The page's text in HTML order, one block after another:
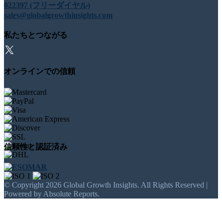
022397 (フリーダイヤル)
sales@globalgrowthinsights.com
私たちとつながる
オンラインでの信頼
信頼性と認証済み
© Copyright 2026 Global Growth Insights. All Rights Reserved |
Powered by Absolute Reports.